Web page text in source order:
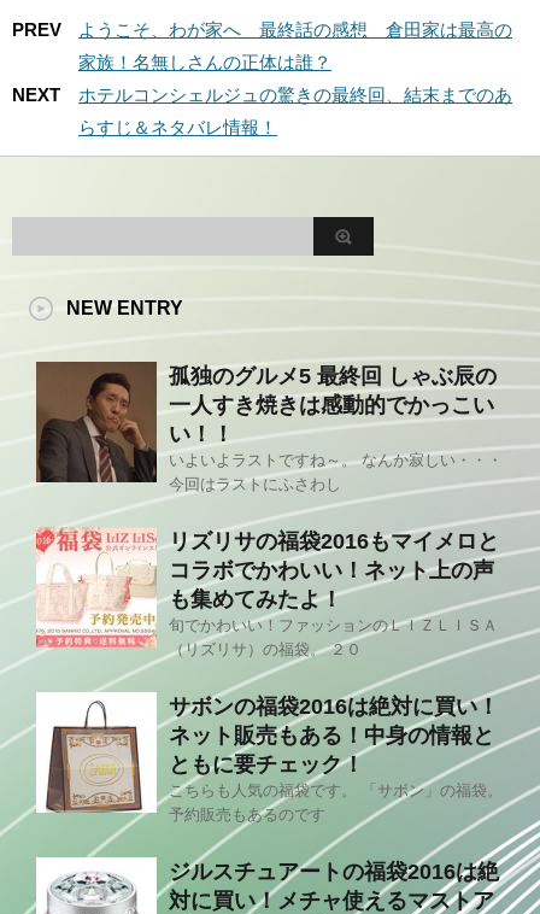
PREV
ようこそ、わが家へ 最終話の感想 倉田家は最高の
家族！名無しさんの正体は誰？
NEXT
ホテルコンシェルジュの驚きの最終回、結末までのあ
らすじ＆ネタバレ情報！
NEW ENTRY
孤独のグルメ5 最終回 しゃぶ辰の
一人すき焼きは感動的でかっこい
い！！
いよいよラストですね～。 なんか寂しい・・・
今回はラストにふさわし
リズリサの福袋2016もマイメロと
コラボでかわいい！ネット上の声
も集めてみたよ！
旬でかわいい！ファッションのＬＩＺＬＩＳＡ
（リズリサ）の福袋。 ２０
サボンの福袋2016は絶対に買い！
ネット販売もある！中身の情報と
ともに要チェック！
こちらも人気の福袋です。 「サボン」の福袋。
予約販売もあるのです
ジルスチュアートの福袋2016は絶
対に買い！メチャ使えるマストア